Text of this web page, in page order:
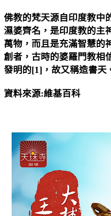
佛教的梵天源自印度教中
濕婆齊名，是印度教的主
萬物，而且是充滿智慧的
創者，古時的婆羅門教相
發明的[1]，故又稱造書天
資料來源:維基百科